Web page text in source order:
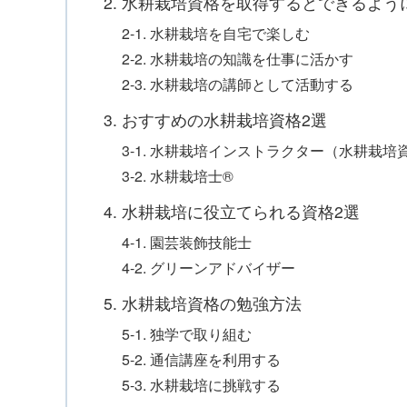
2-1. 水耕栽培を自宅で楽しむ
2-2. 水耕栽培の知識を仕事に活かす
2-3. 水耕栽培の講師として活動する
3. おすすめの水耕栽培資格2選
3-1. 水耕栽培インストラクター（水耕栽培
3-2. 水耕栽培士®
4. 水耕栽培に役立てられる資格2選
4-1. 園芸装飾技能士
4-2. グリーンアドバイザー
5. 水耕栽培資格の勉強方法
5-1. 独学で取り組む
5-2. 通信講座を利用する
5-3. 水耕栽培に挑戦する